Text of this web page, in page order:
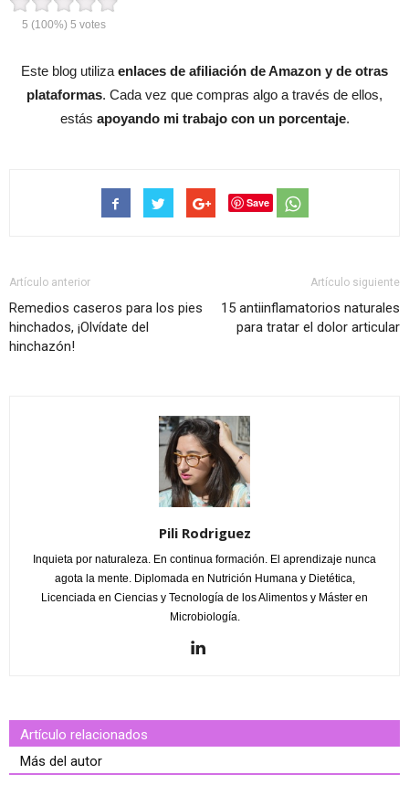
5 (100%) 5 votes
Este blog utiliza enlaces de afiliación de Amazon y de otras
plataformas. Cada vez que compras algo a través de ellos,
estás apoyando mi trabajo con un porcentaje.
Save
Artículo anterior
Remedios caseros para los pies
hinchados, ¡Olvídate del
hinchazón!
Artículo siguiente
15 antiinflamatorios naturales
para tratar el dolor articular
Pili Rodriguez
Inquieta por naturaleza. En continua formación. El aprendizaje nunca
agota la mente. Diplomada en Nutrición Humana y Dietética,
Licenciada en Ciencias y Tecnología de los Alimentos y Máster en
Microbiología.
Artículo relacionados
Más del autor